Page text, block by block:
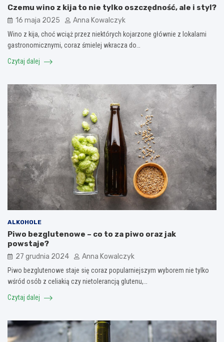
Czemu wino z kija to nie tylko oszczędność, ale i styl?
16 maja 2025 Anna Kowalczyk
Wino z kija, choć wciąż przez niektórych kojarzone głównie z lokalami
gastronomicznymi, coraz śmielej wkracza do…
Czytaj dalej
ALKOHOLE
Piwo bezglutenowe – co to za piwo oraz jak
powstaje?
27 grudnia 2024 Anna Kowalczyk
Piwo bezglutenowe staje się coraz popularniejszym wyborem nie tylko
wśród osób z celiakią czy nietolerancją glutenu,…
Czytaj dalej